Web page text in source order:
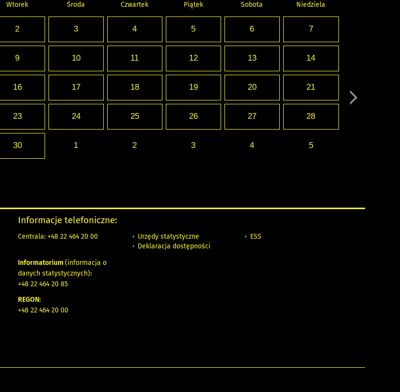
Wtorek Środa Czwartek Piątek Sobota Niedziela
2 3 4 5 6 7
9 10 11 12 13 14
16 17 18 19 20 21
23 24 25 26 27 28
30 1 2 3 4 5
Informacje telefoniczne:
Centrala: +48 22 464 20 00
Informatorium (informacja o
danych statystycznych):
+48 22 464 20 85
REGON:
+48 22 464 20 00
Urzędy statystyczne
Deklaracja dostępności
ESS